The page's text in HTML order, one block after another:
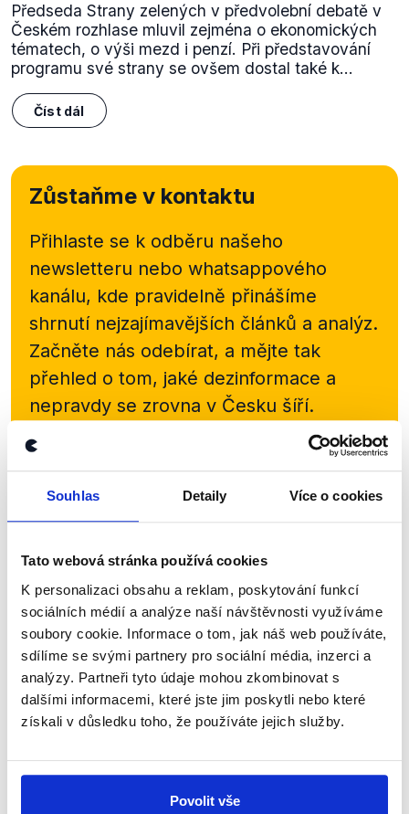
Souhlas Detaily Více o cookies
Tato webová stránka používá cookies
K personalizaci obsahu a reklam, poskytování funkcí
sociálních médií a analýze naší návštěvnosti využíváme
soubory cookie. Informace o tom, jak náš web používáte,
sdílíme se svými partnery pro sociální média, inzerci a
analýzy. Partneři tyto údaje mohou zkombinovat s
dalšími informacemi, které jste jim poskytli nebo které
získali v důsledku toho, že používáte jejich služby.
Povolit vše
Předseda Strany zelených v předvolební debatě v
Českém rozhlase mluvil zejména o ekonomických
tématech, o výši mezd i penzí. Při představování
programu své strany se ovšem dostal také k...
Číst dál
Zůstaňme v kontaktu
Přihlaste se k odběru našeho
newsletteru nebo whatsappového
kanálu, kde pravidelně přinášíme
shrnutí nejzajímavějších článků a analýz.
Začněte nás odebírat, a mějte tak
přehled o tom, jaké dezinformace a
nepravdy se zrovna v Česku šíří.
Sociální sítě
Nenechte si ujít nejnovější události
z Demagog.cz. Sdílením našich
příspěvků přátelům podpoříte naši
práci.